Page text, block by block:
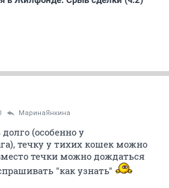
МаринаЯнкина
(особенно у
течку у тихих кошек можно
течки можно дождаться
"как узнать"